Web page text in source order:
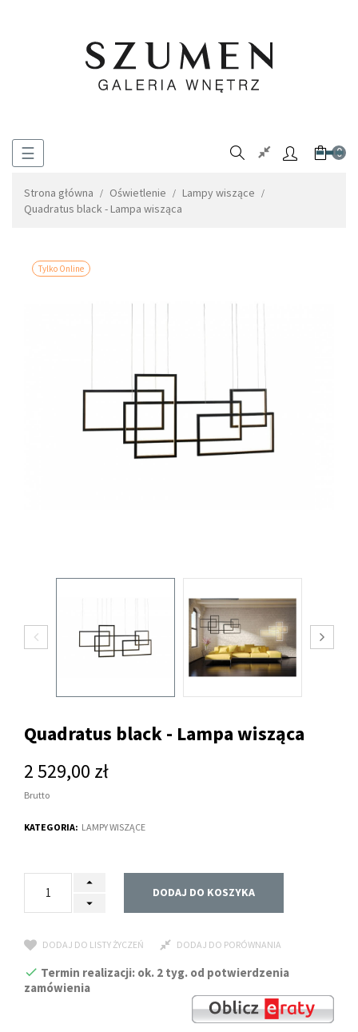
Toggle
☰ 0
Strona główna Oświetlenie
Lampy wiszące
Quadratus black - Lampa wisząca
Tylko Online
Quadratus black - Lampa wisząca
2 529,00 zł
Brutto
KATEGORIA: LAMPY WISZĄCE
DODAJ DO KOSZYKA
DODAJ DO LISTY ŻYCZEŃ DODAJ DO PORÓWNANIA
Termin realizacji: ok. 2 tyg. od potwierdzenia
zamówienia